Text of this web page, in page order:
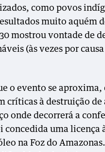
como povos
muito aquém
mostrou vontade de
(às vezes por
o evento se aproxima,
críticas à destruição
onde decorrerá a
concedida uma licença
na Foz do